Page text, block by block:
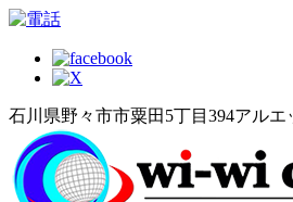
石川県野々市市粟田5丁目394アル